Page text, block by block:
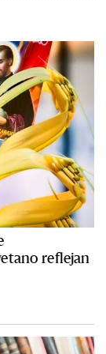
reflejan